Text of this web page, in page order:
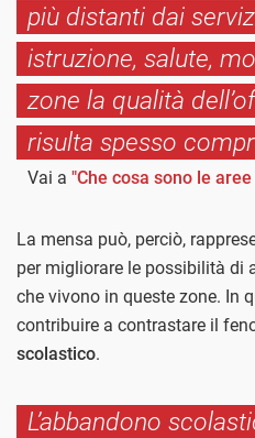
più distanti dai
istruzione, salute,
zone la qualità
risulta spesso
Vai a "Che cosa sono le
La mensa può, perciò,
per migliorare le possibilità di
che vivono in queste zone. In
contribuire a contrastare il
scolastico.
L’abbandono